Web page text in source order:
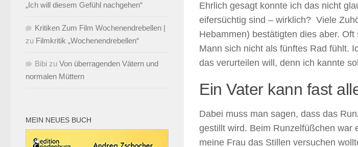
Ehrlich gesagt konnte ich das nicht
eifersüchtig sind – wirklich? Viele
Hebammen) bestätigten dies aber.
Mann sich nicht als fünftes Rad fühlt.
das verurteilen will, denn ich kannte
Ein Vater kann fast
Dabei muss man sagen, dass das
gestillt wird. Beim Runzelfüßchen war
meine Frau das Stillen versuchen
„Ich will diesem Gefühl nachgehen“
Kritiken Zum Film Wochenendrebellen |
zu Filmkritik „Wochenendrebellen“
Bibi zu Von überragenden Vätern und
normalen Müttern
MEIN NEUES BUCH